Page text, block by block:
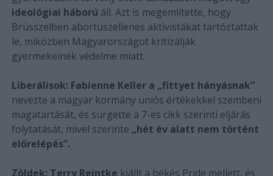
ideológiai háború áll. Azt is megemlítette, hogy
Brüsszelben abortuszellenes aktivistákat tartóztattak
le, miközben Magyarországot kritizálják
gyermekeinek védelme miatt.
Liberálisok: Fabienne Keller a „fittyet hányásnak”
nevezte a magyar kormány uniós értékekkel szembeni
magatartását, és sürgette a 7-es cikk szerinti eljárás
folytatását, mivel szerinte „hét év alatt nem történt
előrelépés”.
Zöldek: Terry Reintke kiállt a békés Pride mellett, és